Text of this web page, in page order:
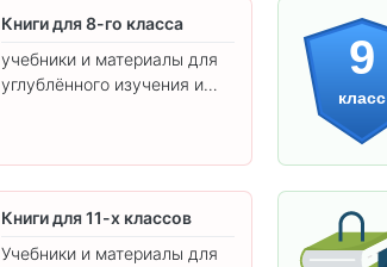
Книги для 8-го класса
учебники и материалы для
углублённого изучения и
9
класс
Книги для 11-х классов
Учебники и материалы для